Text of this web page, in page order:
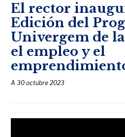
El rector
Edición del
Univergem de
el empleo y el
A30 octubre 2023